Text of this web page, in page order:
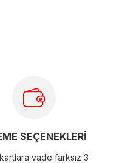
SEÇENEKLERİ
vade farksız 3